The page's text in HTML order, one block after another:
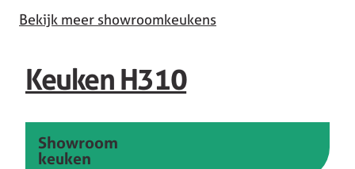
Bekijk meer showroomkeukens
Keuken H310
Showroom
keuken